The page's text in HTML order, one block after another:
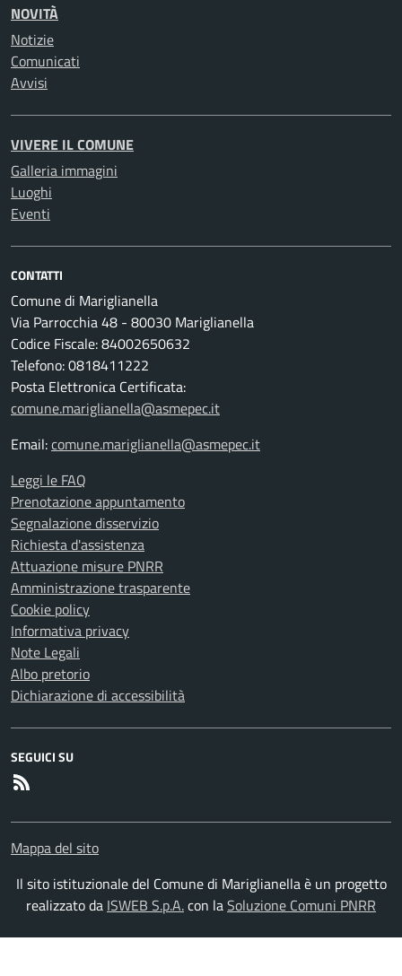
NOVITÀ
Notizie
Comunicati
Avvisi
VIVERE IL COMUNE
Galleria immagini
Luoghi
Eventi
CONTATTI
Comune di Mariglianella
Via Parrocchia 48 - 80030 Mariglianella
Codice Fiscale: 84002650632
Telefono: 0818411222
Posta Elettronica Certificata:
comune.mariglianella@asmepec.it
Email:comune.mariglianella@asmepec.it
Leggi le FAQ
Prenotazione appuntamento
Segnalazione disservizio
Richiesta d'assistenza
Attuazione misure PNRR
Amministrazione trasparente
Cookie policy
Informativa privacy
Note Legali
Albo pretorio
Dichiarazione di accessibilità
SEGUICI SU
Mappa del sito
Il sito istituzionale del Comune di Mariglianella è un progetto
realizzato da ISWEB S.p.A.con laSoluzione Comuni PNRR